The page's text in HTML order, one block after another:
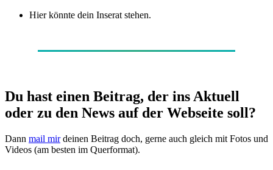
Hier könnte dein Inserat stehen.
Du hast einen Beitrag, der ins Aktuell
oder zu den News auf der Webseite soll?
Dann mail mirdeinen Beitrag doch, gerne auch gleich mit Fotos und
Videos (am besten im Querformat).